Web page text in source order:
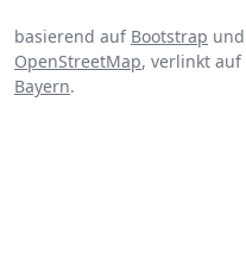
basierend auf Bootstrap und
OpenStreetMap, verlinkt auf
Bayern.